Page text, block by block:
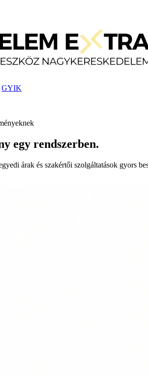
GYIK
egy rendszerben.
árak és szakértői szolgáltatások gyors